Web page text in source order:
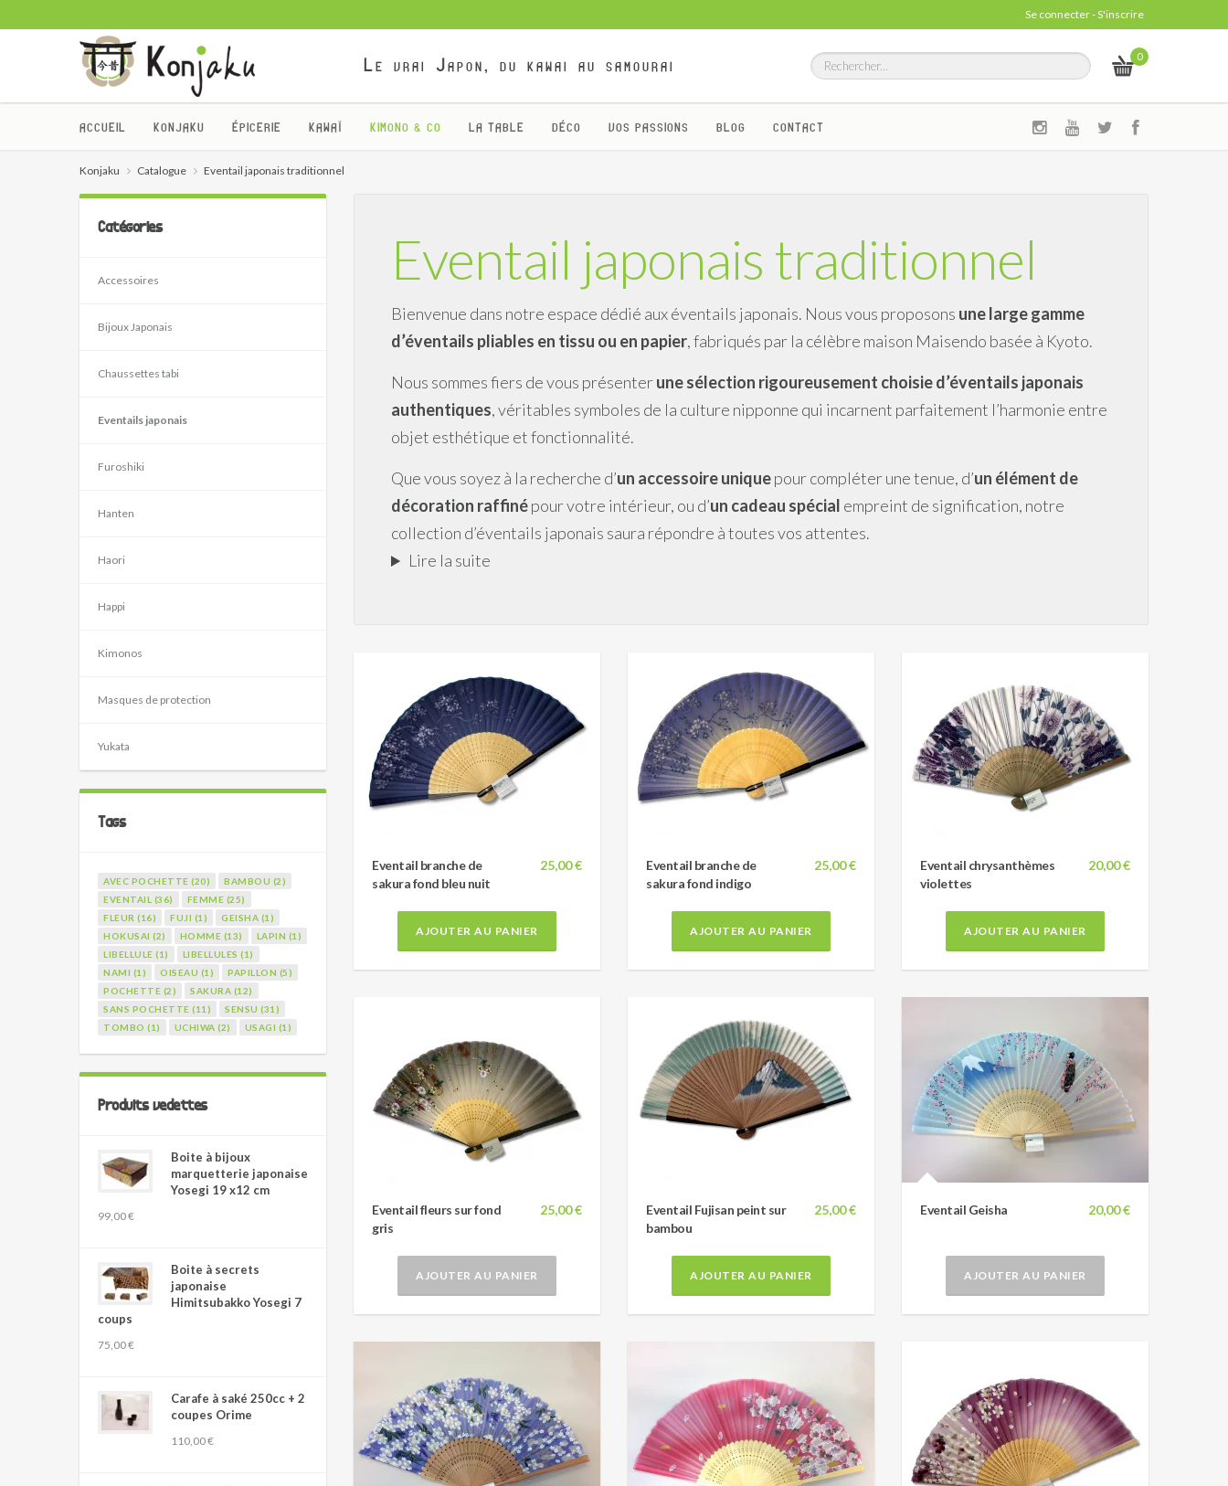
Se connecter-S'inscrire
Le vrai Japon, du kawai au samourai 0
ACCUEIL KONJAKU ÉPICERIE KAWAÏ KIMONO & CO LA TABLE DÉCO VOS PASSIONS BLOG CONTACT
Konjaku Catalogue Eventail japonais traditionnel
Catégories
Accessoires
Bijoux Japonais
Chaussettes tabi
Eventails japonais
Furoshiki
Hanten
Haori
Happi
Kimonos
Masques de protection
Yukata
Tags
AVEC POCHETTE (20)
BAMBOU (2)
EVENTAIL (36)
FEMME (25)
FLEUR (16)
FUJI (1)
GEISHA (1)
HOKUSAI (2)
HOMME (13)
LAPIN (1)
LIBELLULE (1)
LIBELLULES (1)
NAMI (1)
OISEAU (1)
PAPILLON (5)
POCHETTE (2)
SAKURA (12)
SANS POCHETTE (11)
SENSU (31)
TOMBO (1)
UCHIWA (2) USAGI (1)
Produits vedettes
Boite à bijoux
marquetterie japonaise
Yosegi 19 x12 cm
99,00 €
Boite à secrets
japonaise
Himitsubakko Yosegi 7
coups
75,00 €
Carafe à saké 250cc + 2
coupes Orime
110,00 €
Eventail japonais traditionnel
Bienvenue dans notre espace dédié aux éventails japonais. Nous vous proposons une large gamme
d’éventails pliables en tissu ou en papier, fabriqués par la célèbre maison Maisendo basée à Kyoto.
Nous sommes fiers de vous présenterune sélection rigoureusement choisie d’éventails japonais
authentiques, véritables symboles de la culture nipponne qui incarnent parfaitement l’harmonie entre
objet esthétique et fonctionnalité.
Que vous soyez à la recherche d’un accessoire uniquepour compléter une tenue, d’un élément de
décoration raffinépour votre intérieur, ou d’un cadeau spécial empreint de signification, notre
collection d’éventails japonais saura répondre à toutes vos attentes.
Lire la suite
25,00 €
Eventail branche de
sakura fond bleu nuit
AJOUTER AU PANIER
25,00 €
Eventail branche de
sakura fond indigo
AJOUTER AU PANIER
20,00 €
Eventail chrysanthèmes
violettes
AJOUTER AU PANIER
25,00 €
Eventail fleurs sur fond
gris
AJOUTER AU PANIER
25,00 €
Eventail Fujisan peint sur
bambou
AJOUTER AU PANIER
20,00 €
Eventail Geisha
AJOUTER AU PANIER